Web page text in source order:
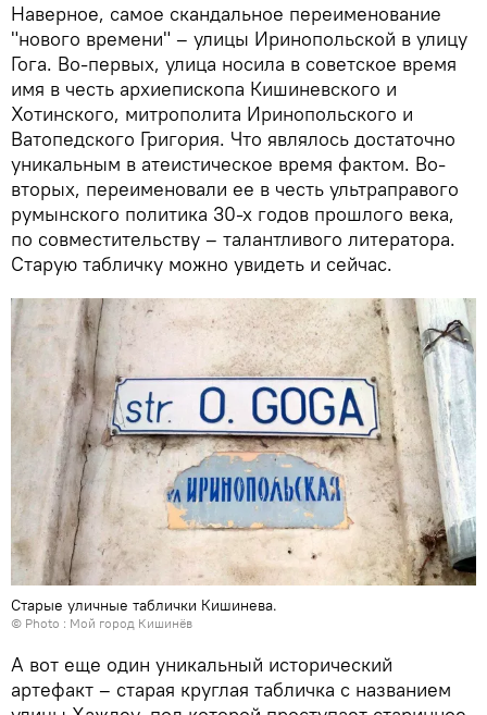
Наверное, самое скандальное переименование
"нового времени" – улицы Иринопольской в улицу
Гога. Во-первых, улица носила в советское время
имя в честь архиепископа Кишиневского и
Хотинского, митрополита Иринопольского и
Ватопедского Григория. Что являлось достаточно
уникальным в атеистическое время фактом. Во-
вторых, переименовали ее в честь ультраправого
румынского политика 30-х годов прошлого века,
по совместительству – талантливого литератора.
Старую табличку можно увидеть и сейчас.
Старые уличные таблички Кишинева.
© Photo : Мой город Кишинёв
А вот еще один уникальный исторический
артефакт – старая круглая табличка с названием